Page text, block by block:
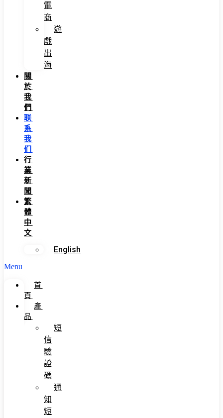
電
商
遊
戲
出
海
關
於
我
們
联
系
我
们
行
業
新
聞
繁
體
中
文
English
Menu
首
頁
產
品
短
信
驗
證
碼
通
知
短